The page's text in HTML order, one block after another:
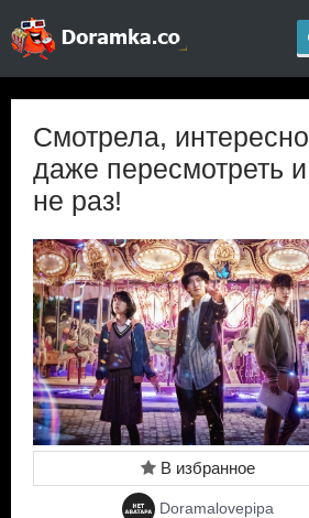
Смотрела, интересно
даже пересмотреть и
не раз!
В избранное
Doramalovepipa